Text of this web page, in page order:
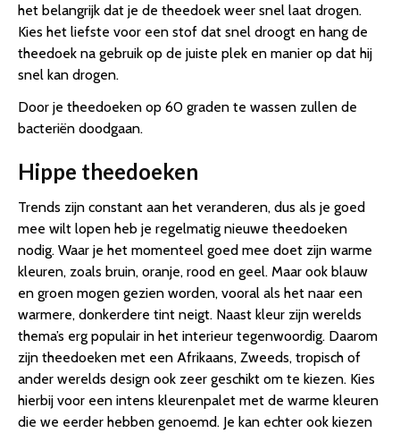
het belangrijk dat je de theedoek weer snel laat drogen.
Kies het liefste voor een stof dat snel droogt en hang de
theedoek na gebruik op de juiste plek en manier op dat hij
snel kan drogen.
Door je theedoeken op 60 graden te wassen zullen de
bacteriën doodgaan.
Hippe theedoeken
Trends zijn constant aan het veranderen, dus als je goed
mee wilt lopen heb je regelmatig nieuwe theedoeken
nodig. Waar je het momenteel goed mee doet zijn warme
kleuren, zoals bruin, oranje, rood en geel. Maar ook blauw
en groen mogen gezien worden, vooral als het naar een
warmere, donkerdere tint neigt. Naast kleur zijn werelds
thema’s erg populair in het interieur tegenwoordig. Daarom
zijn theedoeken met een Afrikaans, Zweeds, tropisch of
ander werelds design ook zeer geschikt om te kiezen. Kies
hierbij voor een intens kleurenpalet met de warme kleuren
die we eerder hebben genoemd. Je kan echter ook kiezen